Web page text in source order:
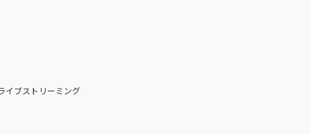
イブストリーミング